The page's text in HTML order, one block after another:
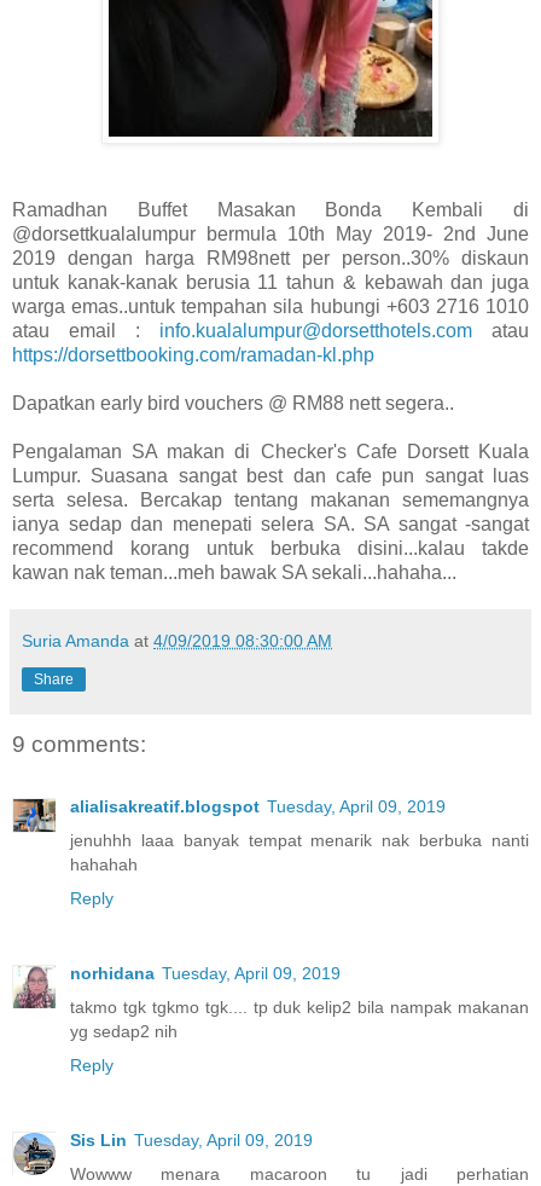
Ramadhan Buffet Masakan Bonda Kembali di
@dorsettkualalumpur bermula 10th May 2019- 2nd June
2019 dengan harga RM98nett per person..30% diskaun
untuk kanak-kanak berusia 11 tahun & kebawah dan juga
warga emas..untuk tempahan sila hubungi +603 2716 1010
atau email : info.kualalumpur@dorsetthotels.com atau
https://dorsettbooking.com/ramadan-kl.php
Dapatkan early bird vouchers @ RM88 nett segera..
Pengalaman SA makan di Checker's Cafe Dorsett Kuala
Lumpur. Suasana sangat best dan cafe pun sangat luas
serta selesa. Bercakap tentang makanan sememangnya
ianya sedap dan menepati selera SA. SA sangat -sangat
recommend korang untuk berbuka disini...kalau takde
kawan nak teman...meh bawak SA sekali...hahaha...
Suria Amanda at 4/09/2019 08:30:00 AM
Share
9 comments:
alialisakreatif.blogspot Tuesday, April 09, 2019
jenuhhh laaa banyak tempat menarik nak berbuka nanti
hahahah
Reply
norhidana Tuesday, April 09, 2019
takmo tgk tgkmo tgk.... tp duk kelip2 bila nampak makanan
yg sedap2 nih
Reply
Sis Lin Tuesday, April 09, 2019
Wowww menara macaroon tu jadi perhatian